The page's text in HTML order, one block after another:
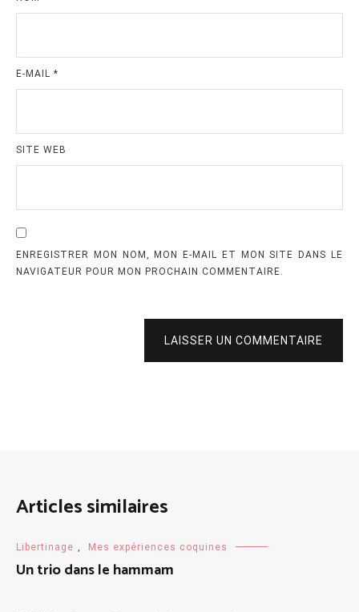
E-MAIL *
SITE WEB
ENREGISTRER MON NOM, MON E-MAIL ET MON SITE DANS LE
NAVIGATEUR POUR MON PROCHAIN COMMENTAIRE.
LAISSER UN COMMENTAIRE
Articles similaires
Libertinage , Mes expériences coquines
Un trio dans le hammam